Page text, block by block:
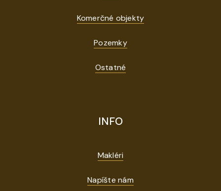
Komerčné objekty
Pozemky
Ostatné
INFO
Makléri
Napíšte nám